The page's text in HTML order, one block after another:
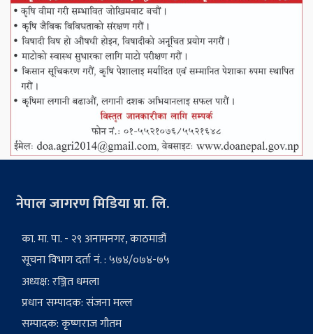
नेपाल जागरण मिडिया प्रा. लि.
का. मा. पा. - २९ अनामनगर, काठमाडौं
सूचना विभाग दर्ता नं. : ५७४/०७४-७५
अध्यक्ष: रञ्जित धमला
प्रधान सम्पादक: संजना मल्ल
सम्पादक: कृष्णराज गौतम